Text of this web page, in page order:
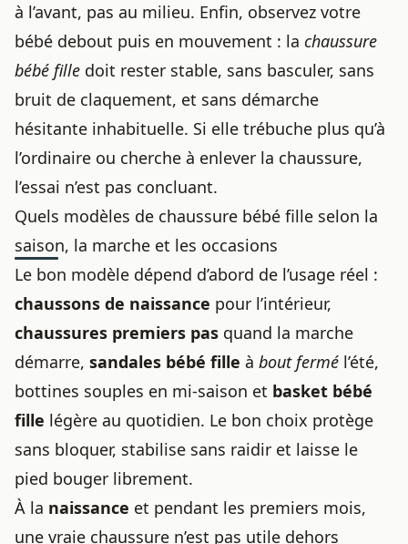
à l’avant, pas au milieu. Enfin, observez votre
bébé debout puis en mouvement : la chaussure
bébé fille doit rester stable, sans basculer, sans
bruit de claquement, et sans démarche
hésitante inhabituelle. Si elle trébuche plus qu’à
l’ordinaire ou cherche à enlever la chaussure,
l’essai n’est pas concluant.
Quels modèles de chaussure bébé fille selon la
saison, la marche et les occasions
Le bon modèle dépend d’abord de l’usage réel :
chaussons de naissance pour l’intérieur,
chaussures premiers pas quand la marche
démarre, sandales bébé fille à bout fermé l’été,
bottines souples en mi-saison et basket bébé
fille légère au quotidien. Le bon choix protège
sans bloquer, stabilise sans raidir et laisse le
pied bouger librement.
À la naissance et pendant les premiers mois,
une vraie chaussure n’est pas utile dehors